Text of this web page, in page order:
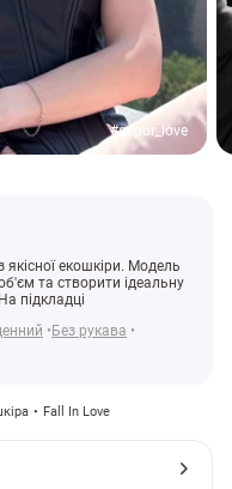
#gepur_love
якісної екошкіри. Модель
та створити ідеальну
підкладці
Без рукава
Fall In Love